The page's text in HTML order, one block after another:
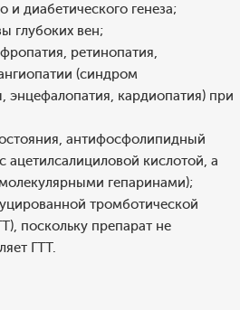
и диабетического генеза;
глубоких вен;
ретинопатия,
(синдром
энцефалопатия, кардиопатия) при
антифосфолипидный
ацетилсалициловой кислотой, а
гепаринами);
тромботической
поскольку препарат не
ГТТ.